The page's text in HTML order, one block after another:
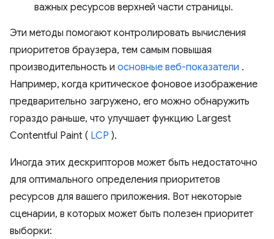
важных ресурсов верхней части страницы.
Эти методы помогают контролировать вычисления
приоритетов браузера, тем самым повышая
производительность и основные веб-показатели .
Например, когда критическое фоновое изображение
предварительно загружено, его можно обнаружить
гораздо раньше, что улучшает функцию Largest
Contentful Paint ( LCP ).
Иногда этих дескрипторов может быть недостаточно
для оптимального определения приоритетов
ресурсов для вашего приложения. Вот некоторые
сценарии, в которых может быть полезен приоритет
выборки: